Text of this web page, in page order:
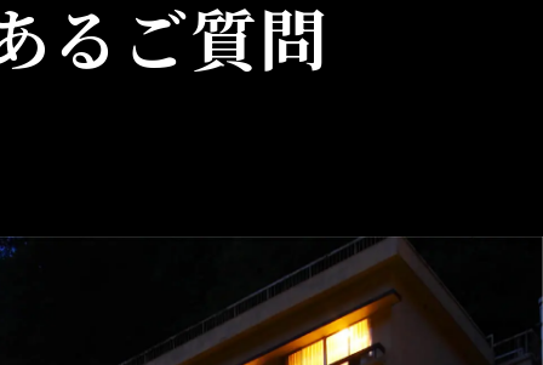
るご質問